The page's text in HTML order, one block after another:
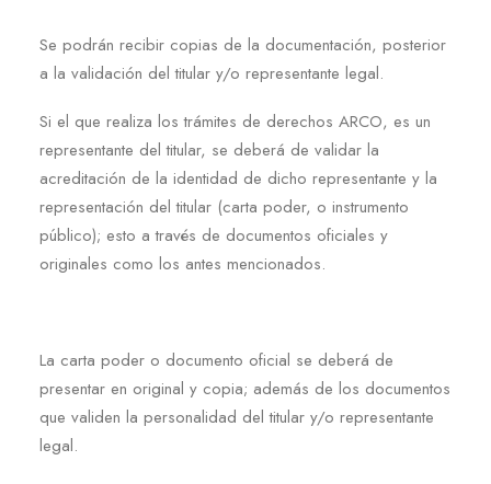
Se podrán recibir copias de la documentación, posterior
a la validación del titular y/o representante legal.
Si el que realiza los trámites de derechos ARCO, es un
representante del titular, se deberá de validar la
acreditación de la identidad de dicho representante y la
representación del titular (carta poder, o instrumento
público); esto a través de documentos oficiales y
originales como los antes mencionados.
La carta poder o documento oficial se deberá de
presentar en original y copia; además de los documentos
que validen la personalidad del titular y/o representante
legal.